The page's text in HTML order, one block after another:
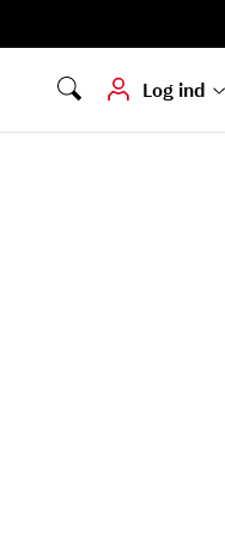
Log ind
Hvis du skal
dokumenter digitalt